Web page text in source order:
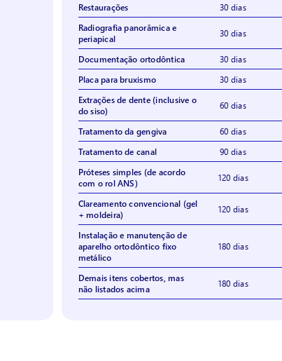
Restaurações 30 dias
Radiografia panorâmica e
periapical
30 dias
Documentação ortodôntica 30 dias
Placa para bruxismo
30 dias
Extrações de dente (inclusive o
do siso)
60 dias
Tratamento da gengiva 60 dias
Tratamento de canal
90 dias
Próteses simples (de acordo
com o rol ANS)
120 dias
Clareamento convencional (gel
+ moldeira)
120 dias
Instalação e manutenção de
aparelho ortodôntico fixo
metálico
180 dias
Demais itens cobertos, mas
não listados acima
180 dias